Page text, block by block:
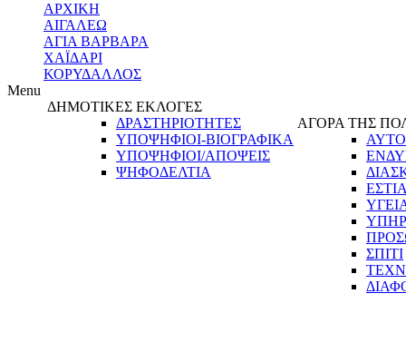
ΑΡΧΙΚΗ
ΑΙΓΑΛΕΩ
ΑΓΙΑ ΒΑΡΒΑΡΑ
ΧΑΪΔΑΡΙ
ΚΟΡΥΔΑΛΛΟΣ
Menu
ΔΗΜΟΤΙΚΕΣ ΕΚΛΟΓΕΣ
ΔΡΑΣΤΗΡΙΟΤΗΤΕΣ
ΥΠΟΨΗΦΙΟΙ-ΒΙΟΓΡΑΦΙΚΑ
ΥΠΟΨΗΦΙΟΙ/ΑΠΟΨΕΙΣ
ΨΗΦΟΔΕΛΤΙΑ
ΑΓΟΡΑ ΤΗΣ
ΣΠΙΤΙ